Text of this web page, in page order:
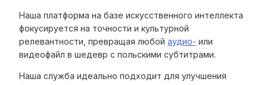
Наша платформа на базе искусственного интеллекта
фокусируется на точности и культурной
релевантности, превращая любойаудио- или
видеофайл в шедевр с польскими субтитрами.
Наша служба идеально подходит для улучшения